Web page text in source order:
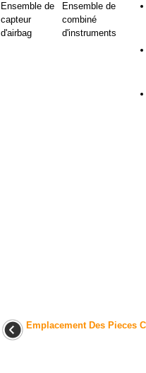
Ensemble de
capteur
d'airbag
Ensemble de
combiné
d'instruments
Emplacement Des Pieces